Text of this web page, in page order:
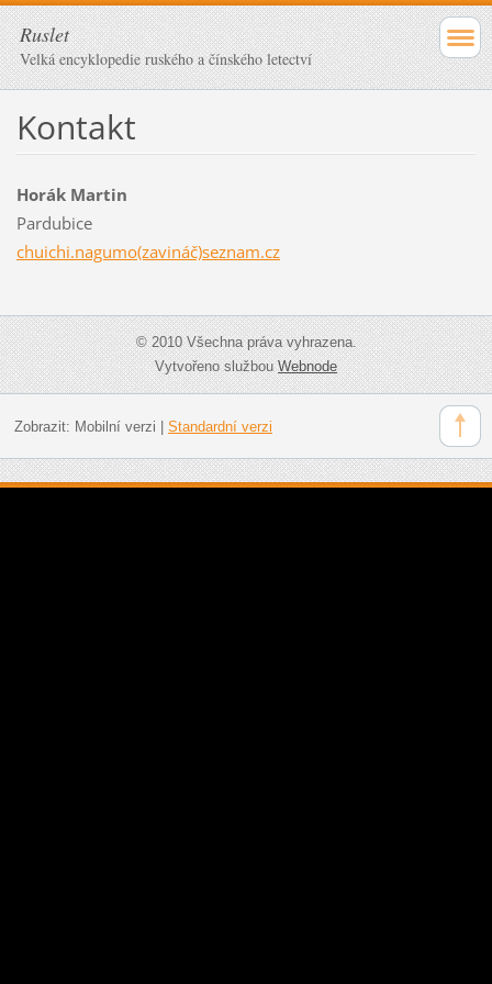
Ruslet
Velká encyklopedie ruského a čínského letectví
Kontakt
Horák Martin
Pardubice
chuichi.nagumo(zavináč)seznam.cz
© 2010 Všechna práva vyhrazena.
Vytvořeno službouWebnode
Zobrazit: Mobilní verzi Standardní verzi